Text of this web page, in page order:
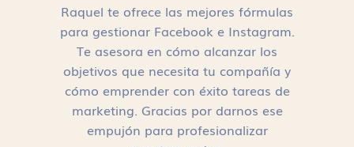
Raquel te ofrece las mejores fórmulas
para gestionar Facebook e Instagram.
Te asesora en cómo alcanzar los
objetivos que necesita tu compañía y
cómo emprender con éxito tareas de
marketing. Gracias por darnos ese
empujón para profesionalizar